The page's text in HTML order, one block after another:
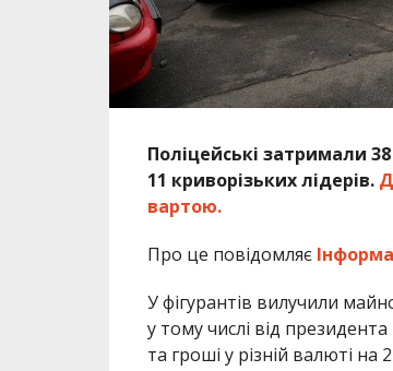
Поліцейські затримали
11 криворізьких лідерів.
вартою.
Про це повідомляє
У фігурантів вилучили
у тому числі від
та гроші у різній валюті на